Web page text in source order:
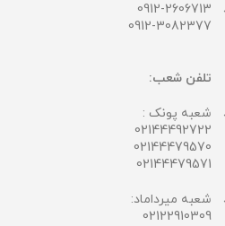
0912-2606713
0912-3082377
تلفن شعب:
شعبه پونک :
02144492722
02144479570
02144479571
شعبه میرداماد:
02122910309